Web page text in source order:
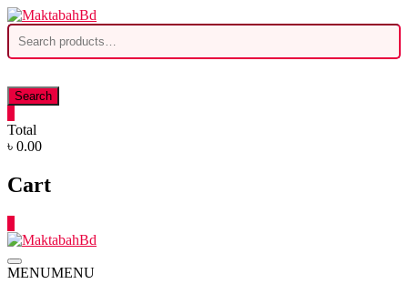
Skip
to
content
Search
for:
Search
Total
৳ 0.00
Cart
MENUMENU